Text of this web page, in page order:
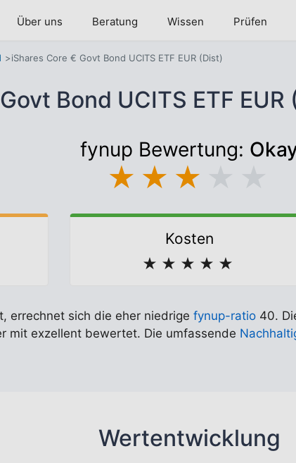
Über uns Beratung Wissen Prüfen
iShares Core € Govt Bond UCITS ETF EUR (Dist)
Bond UCITS ETF
fynup Bewertung:
★ ★ ★
Kosten
★ ★ ★ ★ ★
errechnet sich die eher niedrige fynup-ratio 40.
mit exzellent bewertet. Die umfassende
Wertentwicklung